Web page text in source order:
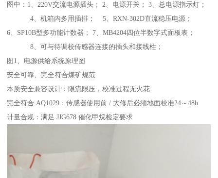
图中：1、220V交流电源插头； 2、电源开关； 3、总电源指示灯；
4、机箱内多用插排； 5、RXN-302D直流稳压电源；
6、SP10B型多功能计数器； 7、MB4204四位半数字式面板表；
8、可与待调校传感器连接的插头和接线柱；
图1、电源供给系统原理图
安全可靠、完全符合煤矿规范
本质安全兼容设计：限流限压，校准过程无火花
完全符合 AQ1029：传感器使用前 / 大修后必须地面校准24～48h
计量合规：满足 JJG678 催化甲烷检定要求